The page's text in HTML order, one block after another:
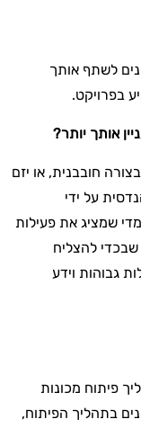
לשתף אותך
בפרויקט.
אותך יותר?
חובבנית, או יזם
על ידי
שמציג את פעילות
להצליח
גבוהות וידע
פיתוח מכונות
בתהליך הפיתוח,